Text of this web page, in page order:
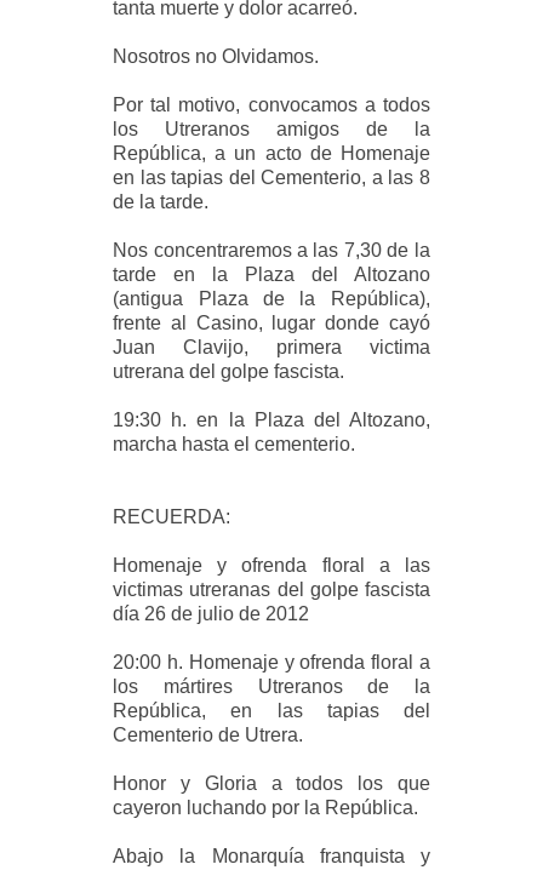
tanta muerte y dolor acarreó.
Nosotros no Olvidamos.
Por tal motivo, convocamos a todos
los Utreranos amigos de la
República, a un acto de Homenaje
en las tapias del Cementerio, a las 8
de la tarde.
Nos concentraremos a las 7,30 de la
tarde en la Plaza del Altozano
(antigua Plaza de la República),
frente al Casino, lugar donde cayó
Juan Clavijo, primera victima
utrerana del golpe fascista.
19:30 h. en la Plaza del Altozano,
marcha hasta el cementerio.
RECUERDA:
Homenaje y ofrenda floral a las
victimas utreranas del golpe fascista
día 26 de julio de 2012
20:00 h. Homenaje y ofrenda floral a
los mártires Utreranos de la
República, en las tapias del
Cementerio de Utrera.
Honor y Gloria a todos los que
cayeron luchando por la República.
Abajo la Monarquía franquista y